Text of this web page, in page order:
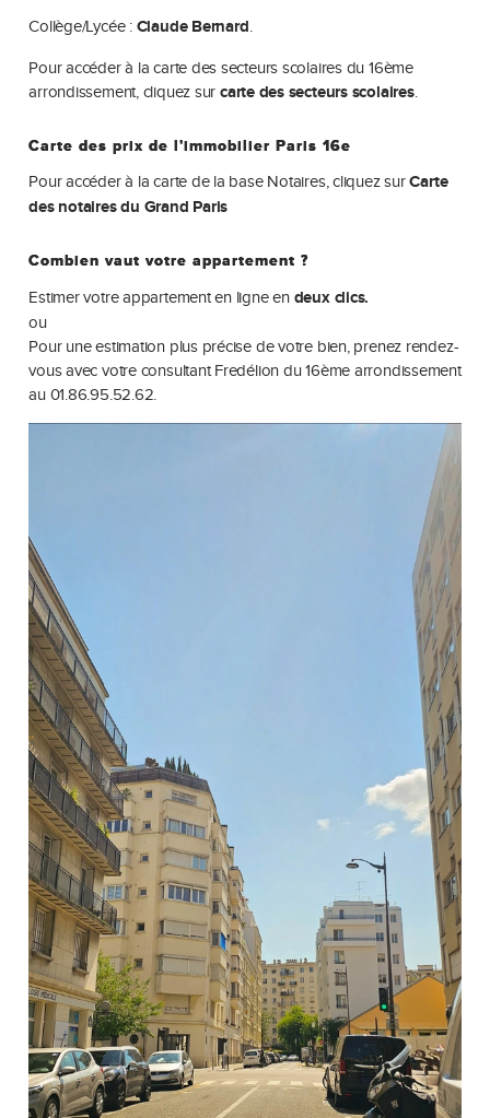
Collège/Lycée : Claude Bernard.
Pour accéder à la carte des secteurs scolaires du 16ème
arrondissement, cliquez sur carte des secteurs scolaires.
Carte des prix de l'immobilier Paris 16e
Pour accéder à la carte de la base Notaires, cliquez surCarte
des notaires du Grand Paris
Combien vaut votre appartement ?
Estimer votre appartement en ligne en deux clics.
ou
Pour une estimation plus précise de votre bien, prenez rendez-
vous avec votre consultant Fredélion du 16ème arrondissement
au 01.86.95.52.62.